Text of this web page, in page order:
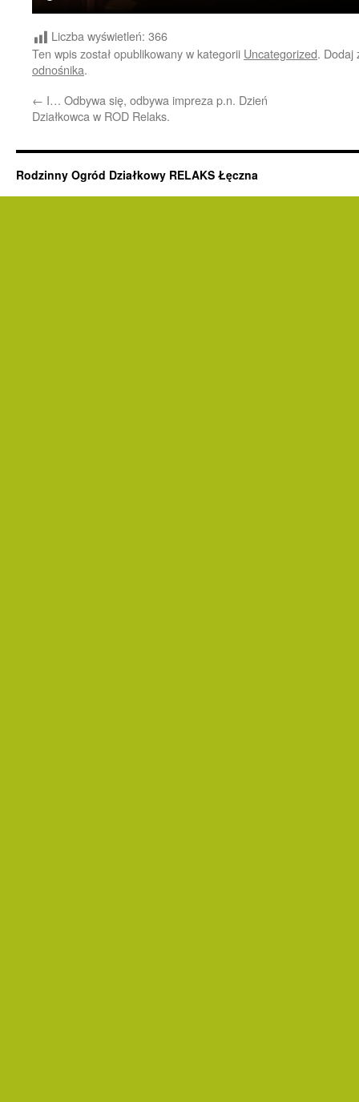
Liczba wyświetleń: 366
Ten wpis został opublikowany w kategorii Uncategorized. Dodaj
odnośnika.
← I… Odbywa się, odbywa impreza p.n. Dzień
Działkowca w ROD Relaks.
Rodzinny Ogród Działkowy RELAKS Łęczna